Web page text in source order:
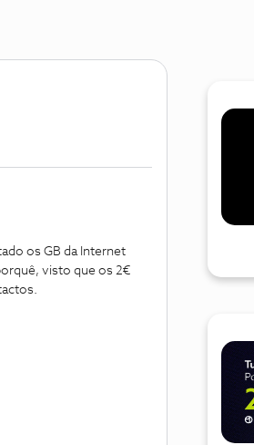
os GB da Internet
visto que os 2€